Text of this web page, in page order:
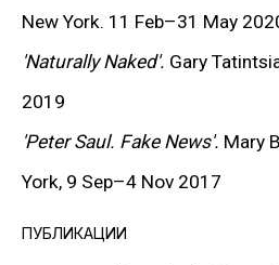
Контакты
Связаться с нами
ПОДПИСАТЬСЯ НА НАС
Facebook*
Twitter
New York. 11 Feb–31 May
'Naturally Naked'. Gary
2019
'Peter Saul. Fake News'. Mary
York, 9 Sep–4 Nov 2017
ПУБЛИКАЦИИ